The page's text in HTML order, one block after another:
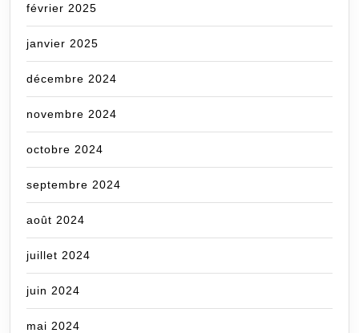
février 2025
janvier 2025
décembre 2024
novembre 2024
octobre 2024
septembre 2024
août 2024
juillet 2024
juin 2024
mai 2024